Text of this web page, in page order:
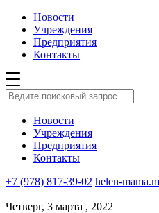
Новости
Учреждения
Предприятия
Контакты
Новости
Учреждения
Предприятия
Контакты
+7 (978) 817-39-02 helen-
Четверг, 3 марта , 2022